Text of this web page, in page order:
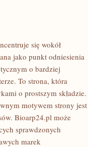
się wokół
jako punkt odniesienia
o bardziej
To strona, która
o prostszym składzie.
motywem strony jest
Bioarp24.pl może
sprawdzonych
marek